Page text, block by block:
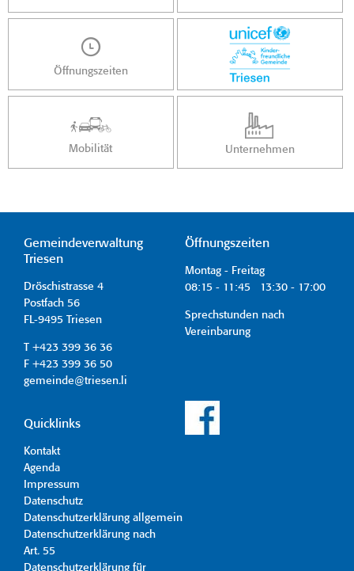
Öffnungszeiten
Mobilität Unternehmen
Gemeindeverwaltung
Triesen
Dröschistrasse 4
Postfach 56
FL-9495 Triesen
T +423 399 36 36
F +423 399 36 50
gemeinde@triesen.li
Öffnungszeiten
Montag - Freitag
08:15 - 11:45 13:30 - 17:00
Sprechstunden nach
Vereinbarung
Quicklinks
Kontakt
Agenda
Impressum
Datenschutz
Datenschutzerklärung allgemein
Datenschutzerklärung nach
Art. 55
Datenschutzerklärung für